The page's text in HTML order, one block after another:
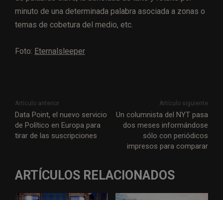
minuto de una determinada palabra asociada a zonas o
temas de cobetura del medio, etc.
Foto: Eternalsleeper
Artículo anterior
Data Point, el nuevo servicio
de Político en Europa para
tirar de las suscripciones
Artículo siguiente
Un columnista del NYT pasa
dos meses informándose
sólo con periódicos
impresos para comparar
ARTÍCULOS RELACIONADOS